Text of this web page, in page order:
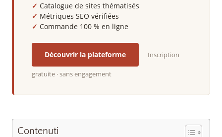
✓ Catalogue de sites thématisés
✓ Métriques SEO vérifiées
✓ Commande 100 % en ligne
Découvrir la plateforme Inscription
gratuite · sans engagement
Contenuti